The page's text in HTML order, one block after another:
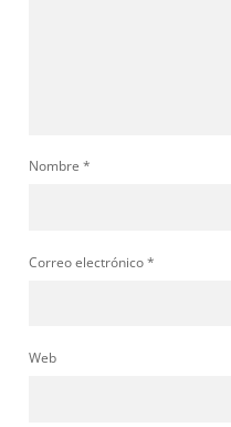
Nombre *
Correo electrónico*
Web